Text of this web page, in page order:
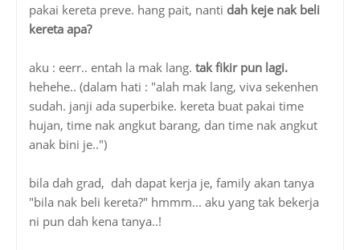
pakai kereta preve. hang pait, nanti dah keje nak beli
kereta apa?
aku : eerr.. entah la mak lang. tak fikir pun lagi.
hehehe.. (dalam hati : "alah mak lang, viva sekenhen
sudah. janji ada superbike. kereta buat pakai time
hujan, time nak angkut barang, dan time nak angkut
anak bini je..")
bila dah grad, dah dapat kerja je, family akan tanya
"bila nak beli kereta?" hmmm... aku yang tak bekerja
ni pun dah kena tanya..!